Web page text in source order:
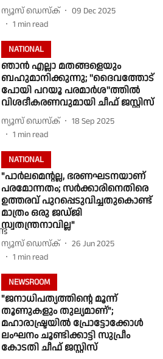
ന്യൂസ് ഡെസ്ക്
09 Dec 2025
1 min read
NATIONAL
ഞാന്‍ എല്ലാ മതങ്ങളെയും
ബഹുമാനിക്കുന്നു; ''ദൈവത്തോട്
പോയി പറയൂ പരമാര്‍ശ''ത്തില്‍
വിശദീകരണവുമായി ചീഫ് ജസ്റ്റിസ്
ന്യൂസ് ഡെസ്ക്
18 Sep 2025
1 min read
NATIONAL
"പാര്‍ലമെന്റല്ല, ഭരണഘടനയാണ്
പരമോന്നതം; സര്‍ക്കാരിനെതിരെ
ഉത്തരവ് പുറപ്പെടുവിച്ചതുകൊണ്ട്
മാത്രം ഒരു ജഡ്ജി
സ്വതന്ത്രനാവില്ല"
ന്യൂസ് ഡെസ്ക്
26 Jun 2025
1 min read
NEWSROOM
"ജനാധിപത്യത്തിന്റെ മൂന്ന്
തൂണുകളും തുല്യമാണ്";
മഹാരാഷ്ട്രയില്‍ പ്രോട്ടോക്കോള്‍
ലംഘനം ചൂണ്ടിക്കാട്ടി സുപ്രീം
കോടതി ചീഫ് ജസ്റ്റിസ്